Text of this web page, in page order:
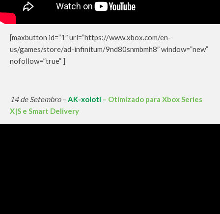
[maxbutton id=”1″ url=”https://www.xbox.com/en-
us/games/store/ad-infinitum/9nd80snmbmh8″ window=”new”
nofollow=”true” ]
14 de Setembro– AK-xolotl – Otimizado para Xbox Series
X|S e Smart Delivery